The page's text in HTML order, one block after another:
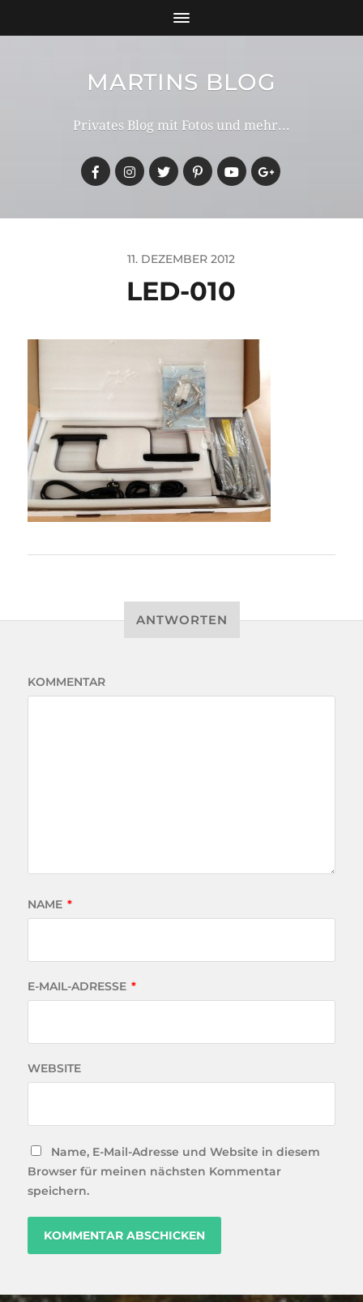
MARTINS BLOG
Privates Blog mit Fotos und mehr...
11. DEZEMBER 2012
LED-010
ANTWORTEN
KOMMENTAR
NAME *
E-MAIL-ADRESSE *
WEBSITE
Name, E-Mail-Adresse und Website in diesem
Browser für meinen nächsten Kommentar
speichern.